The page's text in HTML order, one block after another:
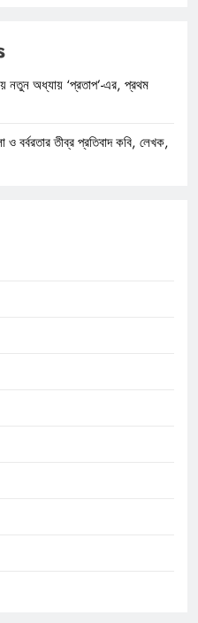
নতুন অধ্যায় ‘প্রতাপ’-এর, প্রথম
ও বর্বরতার তীব্র প্রতিবাদ কবি, লেখক,